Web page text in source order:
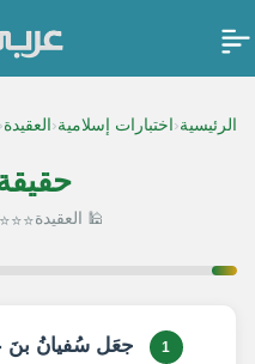
الرئيسية‹ اختبارات إسلامية‹ العقيدة‹
🕌 العقيدة
1 جعَل سُفيانُ بنَ